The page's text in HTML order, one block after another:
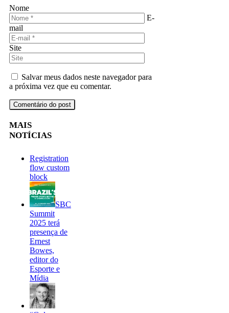
Nome
E-
mail
Site
Salvar meus dados neste navegador para
a próxima vez que eu comentar.
MAIS
NOTÍCIAS
Registration
flow custom
block
SBC
Summit
2025 terá
presença de
Ernest
Bowes,
editor do
Esporte e
Mídia